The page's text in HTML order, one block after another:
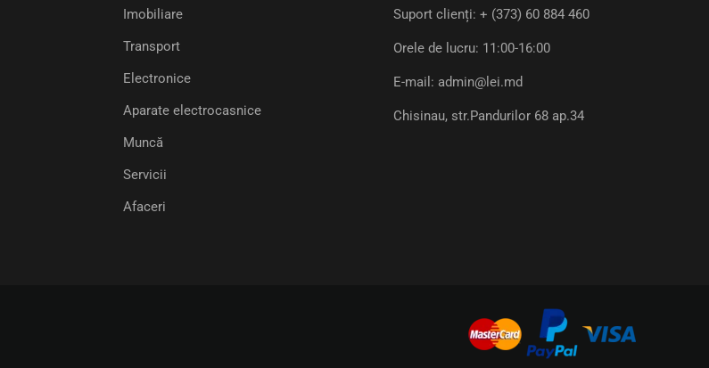
Imobiliare
Transport
Electronice
Aparate electrocasnice
Muncă
Servicii
Afaceri
Suport clienți: + (373) 60 884 460
Orele de lucru: 11:00-16:00
E-mail: admin@lei.md
Chisinau, str.Pandurilor 68 ap.34